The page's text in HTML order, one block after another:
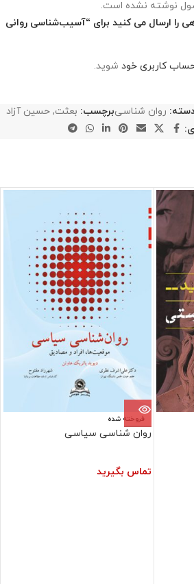
نوشته نشده است.
را ارسال می کنید برای “آسیب‌شناسی روانی
حساب کاربری خود شوید.
روان شناسیبرچسب: بعثت, حسین آزاد
فروخته شده
روان شناسی سیاسی
تماس بگیرید